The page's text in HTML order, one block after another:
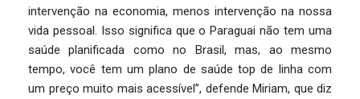
intervenção na economia, menos intervenção na nossa
vida pessoal. Isso significa que o Paraguai não tem uma
saúde planificada como no Brasil, mas, ao mesmo
tempo, você tem um plano de saúde top de linha com
um preço muito mais acessível”, defende Miriam, que diz